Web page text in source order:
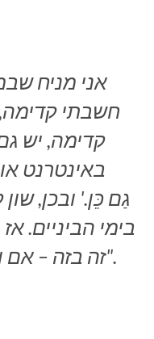
חשבתי
קדימה, יש
באינטרנט
בימי הביניים.
זה בזה – אם ווסט יצליח, איך לסובב את זה וגם לספר סיפורים אחרים".